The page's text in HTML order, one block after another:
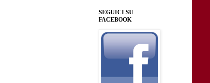
SEGUICI SU
FACEBOOK